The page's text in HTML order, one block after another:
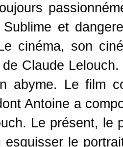
et
cinéma, son
Claude
abyme. Le film
Antoine a
Le présent, le
esquisser le